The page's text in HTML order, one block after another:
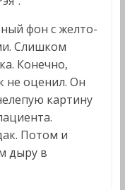
фон с желто-
Слишком
Конечно,
не оценил. Он
картину
Потом и
дыру в